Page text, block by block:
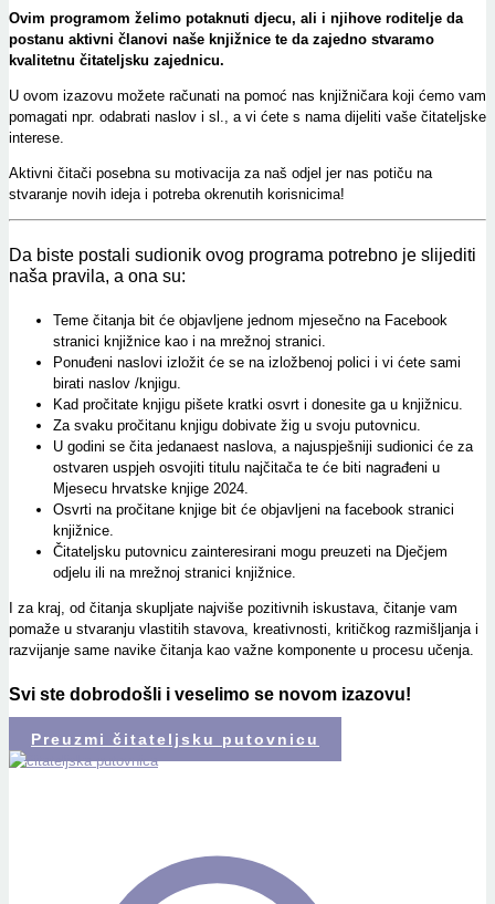
Ovim programom želimo potaknuti djecu, ali i njihove roditelje da
postanu aktivni članovi naše knjižnice te da zajedno stvaramo
kvalitetnu čitateljsku zajednicu.
U ovom izazovu možete računati na pomoć nas knjižničara koji ćemo vam
pomagati npr. odabrati naslov i sl., a vi ćete s nama dijeliti vaše čitateljske
interese.
Aktivni čitači posebna su motivacija za naš odjel jer nas potiču na
stvaranje novih ideja i potreba okrenutih korisnicima!
Da biste postali sudionik ovog programa potrebno je slijediti
naša pravila, a ona su:
Teme čitanja bit će objavljene jednom mjesečno na Facebook
stranici knjižnice kao i na mrežnoj stranici.
Ponuđeni naslovi izložit će se na izložbenoj polici i vi ćete sami
birati naslov /knjigu.
Kad pročitate knjigu pišete kratki osvrt i donesite ga u knjižnicu.
Za svaku pročitanu knjigu dobivate žig u svoju putovnicu.
U godini se čita jedanaest naslova, a najuspješniji sudionici će za
ostvaren uspjeh osvojiti titulu najčitača te će biti nagrađeni u
Mjesecu hrvatske knjige 2024.
Osvrti na pročitane knjige bit će objavljeni na facebook stranici
knjižnice.
Čitateljsku putovnicu zainteresirani mogu preuzeti na Dječjem
odjelu ili na mrežnoj stranici knjižnice.
I za kraj, od čitanja skupljate najviše pozitivnih iskustava, čitanje vam
pomaže u stvaranju vlastitih stavova, kreativnosti, kritičkog razmišljanja i
razvijanje same navike čitanja kao važne komponente u procesu učenja.
Svi ste dobrodošli i veselimo se novom izazovu!
Preuzmi čitateljsku putovnicu